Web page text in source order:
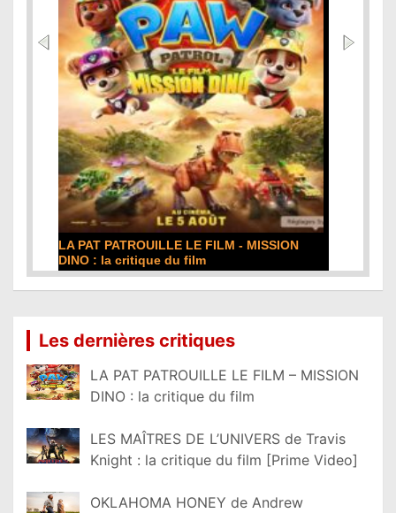
LA PAT PATROUILLE LE FILM - MISSION
DINO : la critique du film
Les dernières critiques
LA PAT PATROUILLE LE FILM – MISSION
DINO : la critique du film
LES MAÎTRES DE L’UNIVERS de Travis
Knight : la critique du film [Prime Video]
OKLAHOMA HONEY de Andrew